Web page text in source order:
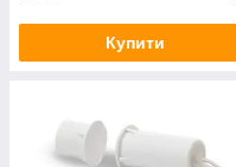
Купити